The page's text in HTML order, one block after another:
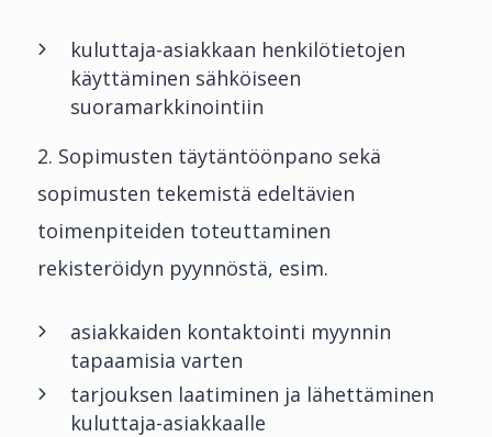
kuluttaja-asiakkaan henkilötietojen
käyttäminen sähköiseen
suoramarkkinointiin
2. Sopimusten täytäntöönpano sekä
sopimusten tekemistä edeltävien
toimenpiteiden toteuttaminen
rekisteröidyn pyynnöstä, esim.
asiakkaiden kontaktointi myynnin
tapaamisia varten
tarjouksen laatiminen ja lähettäminen
kuluttaja-asiakkaalle